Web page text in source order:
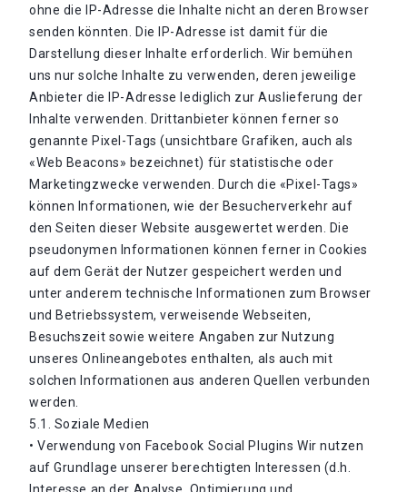
ohne die IP-Adresse die Inhalte nicht an deren Browser
senden könnten. Die IP-Adresse ist damit für die
Darstellung dieser Inhalte erforderlich. Wir bemühen
uns nur solche Inhalte zu verwenden, deren jeweilige
Anbieter die IP-Adresse lediglich zur Auslieferung der
Inhalte verwenden. Drittanbieter können ferner so
genannte Pixel-Tags (unsichtbare Grafiken, auch als
«Web Beacons» bezeichnet) für statistische oder
Marketingzwecke verwenden. Durch die «Pixel-Tags»
können Informationen, wie der Besucherverkehr auf
den Seiten dieser Website ausgewertet werden. Die
pseudonymen Informationen können ferner in Cookies
auf dem Gerät der Nutzer gespeichert werden und
unter anderem technische Informationen zum Browser
und Betriebssystem, verweisende Webseiten,
Besuchszeit sowie weitere Angaben zur Nutzung
unseres Onlineangebotes enthalten, als auch mit
solchen Informationen aus anderen Quellen verbunden
werden.
5.1. Soziale Medien
• Verwendung von Facebook Social Plugins Wir nutzen
auf Grundlage unserer berechtigten Interessen (d.h.